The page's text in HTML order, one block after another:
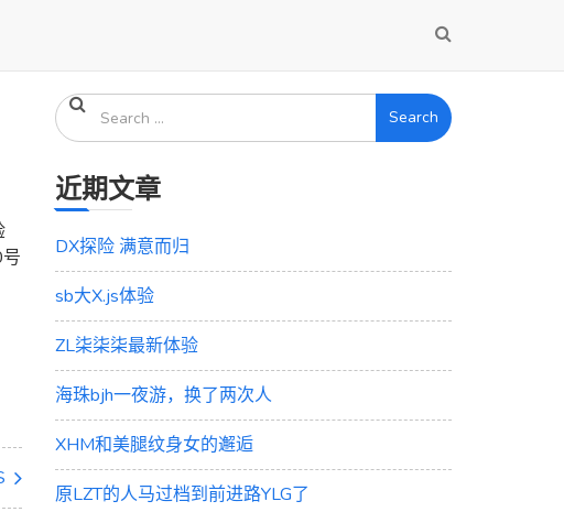
Search
近期文章
DX探险 满意而归
sb大X.js体验
ZL柒柒柒最新体验
海珠bjh一夜游，换了两次人
XHM和美腿纹身女的邂逅
原LZT的人马过档到前进路YLG了